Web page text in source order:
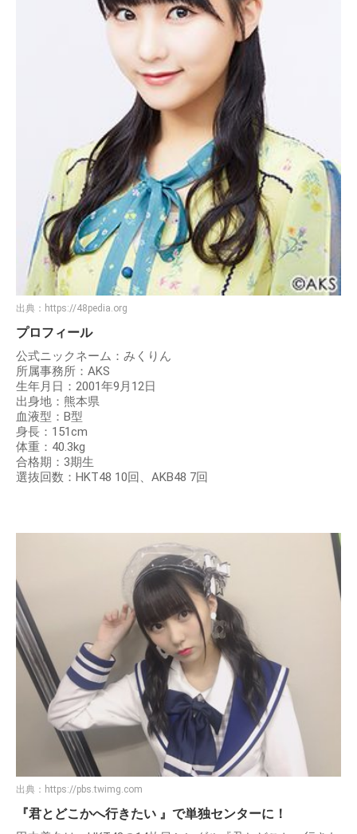
出典： https://48pedia.org
プロフィール
公式ニックネーム：みくりん
所属事務所：AKS
生年月日：2001年9月12日
出身地：熊本県
血液型：B型
身長：151cm
体重：40.3kg
合格期：3期生
選抜回数：HKT48 10回、AKB48 7回
出典： https://pbs.twimg.com
『君とどこかへ行きたい 』で単独センターに！